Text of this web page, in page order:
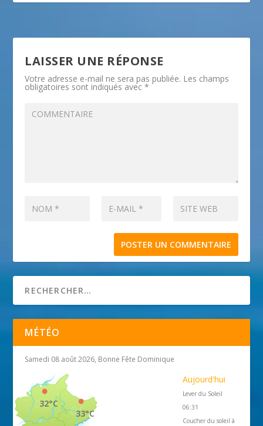
LAISSER UNE RÉPONSE
Votre adresse e-mail ne sera pas publiée. Les champs
obligatoires sont indiqués avec*
MÉTÉO
Samedi 08 août 2026, Bonne Fête Dominique
33°C
32°C
Aujourd'hui
Lever du Soleil
06:31
Coucher du soleil à